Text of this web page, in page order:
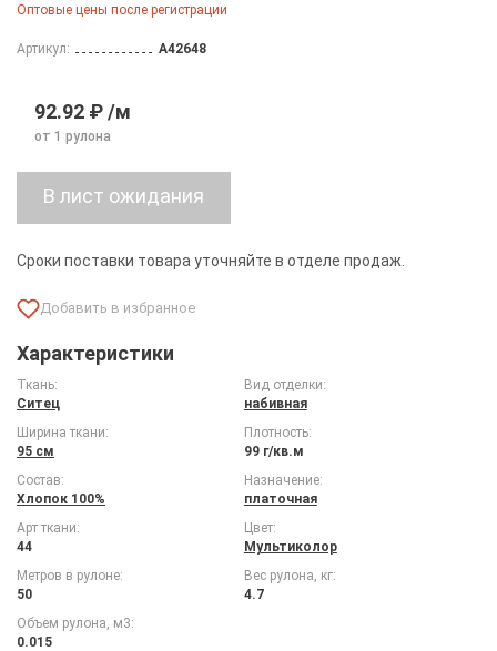
Оптовые цены после регистрации
Артикул: A42648
92.92 ₽ /м
от 1 рулона
Сроки поставки товара уточняйте в отделе продаж.
Характеристики
Ткань:
Ситец
Вид отделки:
набивная
Ширина ткани:
95 см
Плотность:
99 г/кв.м
Состав:
Хлопок 100%
Назначение:
платочная
Арт ткани:
44
Цвет:
Мультиколор
Метров в рулоне:
50
Вес рулона, кг:
4.7
Объем рулона, м3:
0.015